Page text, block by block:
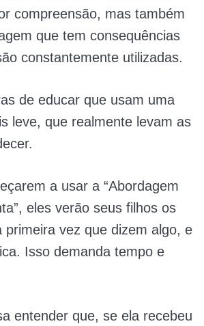
compreensão, mas também
que tem consequências
constantemente utilizadas.
de educar que usam uma
leve, que realmente levam as
a usar a “Abordagem
eles verão seus filhos os
primeira vez que dizem algo, e
Isso demanda tempo e
entender que, se ela recebeu